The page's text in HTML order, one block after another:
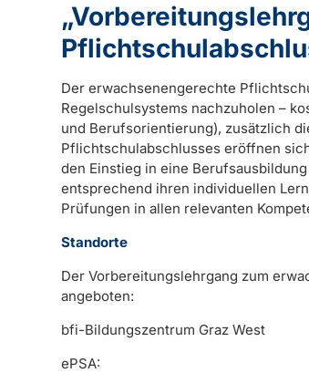
Der erwachsenengerechte
Regelschulsystems nachzuholen –
und Berufsorientierung), zusätzlich
Pflichtschulabschlusses eröffnen
den Einstieg in eine
entsprechend ihren individuellen
Prüfungen in allen relevanten
Standorte
Der Vorbereitungslehrgang zum
angeboten:
bfi-Bildungszentrum Graz West
ePSA: